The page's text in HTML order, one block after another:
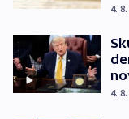
4.
4.